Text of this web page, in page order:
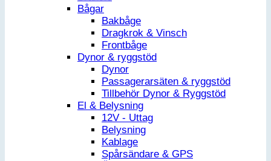
Bågar
Bakbåge
Dragkrok & Vinsch
Frontbåge
Dynor & ryggstöd
Dynor
Passagerarsäten & ryggstöd
Tillbehör Dynor & Ryggstöd
El & Belysning
12V - Uttag
Belysning
Kablage
Spårsändare & GPS